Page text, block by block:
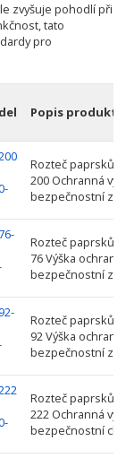
zvyšuje pohodlí při
tato
pro
Popis produktu
Rozteč paprsků:
200 Ochranná
bezpečnostní
Rozteč paprsků:
76 Výška
bezpečnostní
Rozteč paprsků:
92 Výška
bezpečnostní
Rozteč paprsků:
222 Ochranná
bezpečnostní